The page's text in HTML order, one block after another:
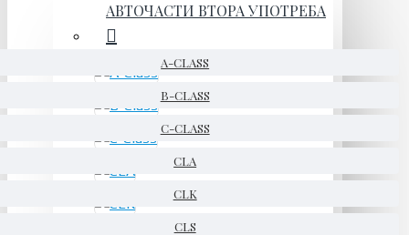
АВТОЧАСТИ ВТОРА УПОТРЕБА
A-CLASS
B-CLASS
C-CLASS
CLA
CLK
CLS